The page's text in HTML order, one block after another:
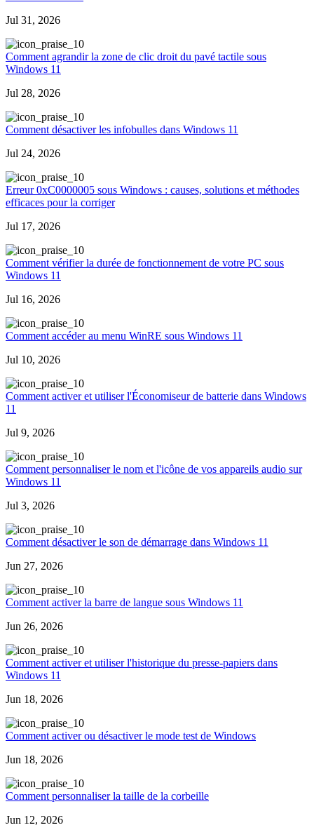
Jul 31, 2026
0
Comment agrandir la zone de clic droit du pavé tactile sous
Windows 11
Jul 28, 2026
0
Comment désactiver les infobulles dans Windows 11
Jul 24, 2026
0
Erreur 0xC0000005 sous Windows : causes, solutions et méthodes
efficaces pour la corriger
Jul 17, 2026
0
Comment vérifier la durée de fonctionnement de votre PC sous
Windows 11
Jul 16, 2026
0
Comment accéder au menu WinRE sous Windows 11
Jul 10, 2026
0
Comment activer et utiliser l'Économiseur de batterie dans Windows
11
Jul 9, 2026
0
Comment personnaliser le nom et l'icône de vos appareils audio sur
Windows 11
Jul 3, 2026
0
Comment désactiver le son de démarrage dans Windows 11
Jun 27, 2026
0
Comment activer la barre de langue sous Windows 11
Jun 26, 2026
0
Comment activer et utiliser l'historique du presse-papiers dans
Windows 11
Jun 18, 2026
0
Comment activer ou désactiver le mode test de Windows
Jun 18, 2026
0
Comment personnaliser la taille de la corbeille
Jun 12, 2026